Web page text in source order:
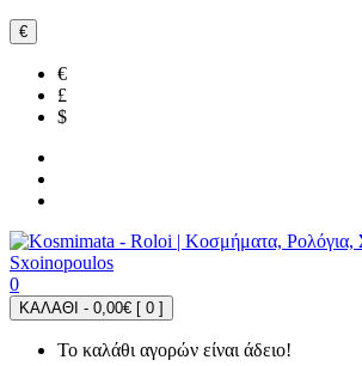
€
€
£
$
0
ΚΑΛΑΘΙ - 0,00€ [ 0 ]
Το καλάθι αγορών είναι άδειο!